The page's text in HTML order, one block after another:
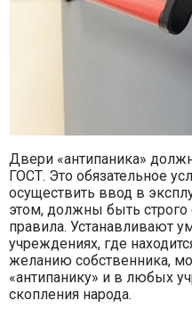
Двери «антипаника»
ГОСТ. Это обязательное
осуществить ввод в
этом, должны быть
правила. Устанавливают
учреждениях, где
желанию собственника,
«антипанику» и в любых
скопления народа.